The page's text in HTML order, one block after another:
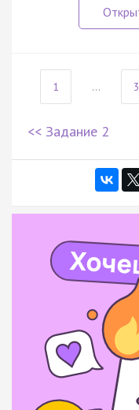
1 ... 3
<< Задание 2